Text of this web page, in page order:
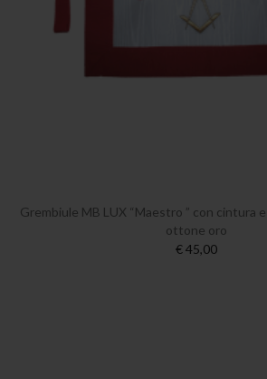
Grembiule MB LUX “Maestro ” con cintura
ottone oro
€ 45,00